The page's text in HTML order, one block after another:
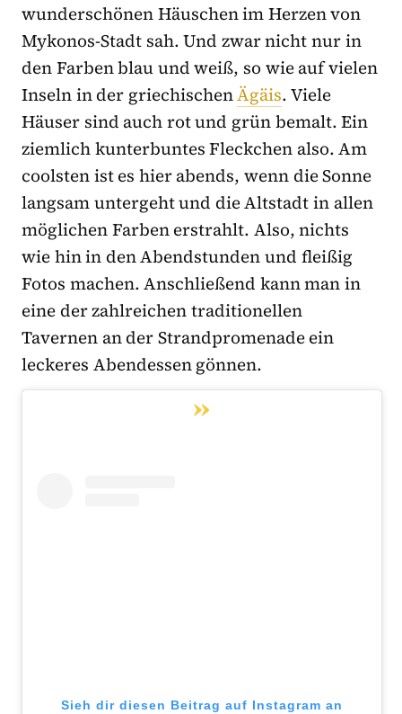
wunderschönen Häuschen im Herzen von
Mykonos-Stadt sah. Und zwar nicht nur in
den Farben blau und weiß, so wie auf vielen
Inseln in der griechischenÄgäis. Viele
Häuser sind auch rot und grün bemalt. Ein
ziemlich kunterbuntes Fleckchen also. Am
coolsten ist es hier abends, wenn die Sonne
langsam untergeht und die Altstadt in allen
möglichen Farben erstrahlt. Also, nichts
wie hin in den Abendstunden und fleißig
Fotos machen. Anschließend kann man in
eine der zahlreichen traditionellen
Tavernen an der Strandpromenade ein
leckeres Abendessen gönnen.
Sieh dir diesen Beitrag auf Instagram an